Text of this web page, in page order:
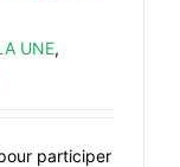
UNE,
participer